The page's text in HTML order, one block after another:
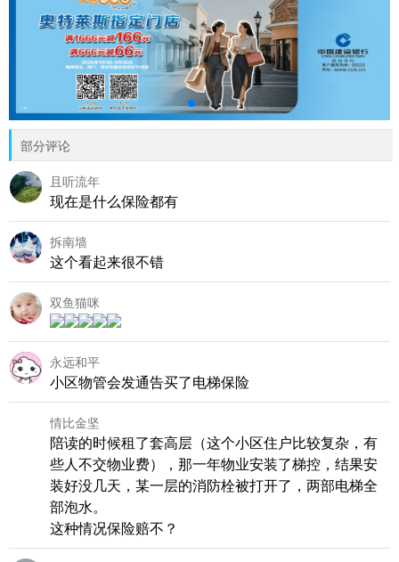
部分评论
且听流年
现在是什么保险都有
拆南墙
这个看起来很不错
双鱼猫咪
永远和平
小区物管会发通告买了电梯保险
情比金坚
陪读的时候租了套高层（这个小区住户比较复杂，有
些人不交物业费），那一年物业安装了梯控，结果安
装好没几天，某一层的消防栓被打开了，两部电梯全
部泡水。
这种情况保险赔不？